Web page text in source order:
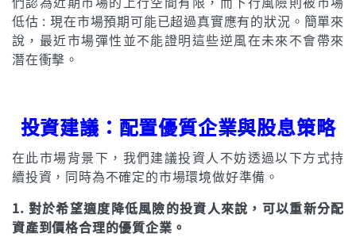
低估 : 現在市場預期可能已超過真實應有的狀況。簡單來
說，最近市場彈性並不能證明這些逆風在未來不會帶來
潛在衝擊。
投資建議：配置優質企業與股息策略
在此市場背景下，我們建議投資人不妨透過以下方式持
續投資，同時為不確定的市場環境做好準備。
1. 對於希望適度降低風險的投資人來說，可以重新分配
資產到價格合理的優質企業。